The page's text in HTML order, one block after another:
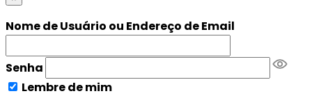
Nome de Usuário ou Endereço de Email
Senha
Lembre de mim